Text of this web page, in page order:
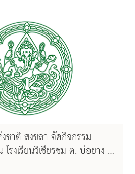
าติ สงขลา จัดกิจกรรม
งเรียนวิเชียรชม ต. บ่อยาง อ.